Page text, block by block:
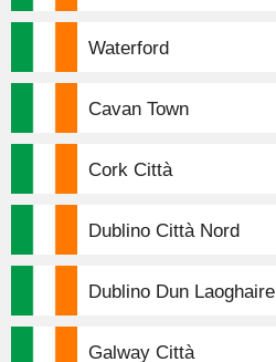
Waterford
Cavan Town
Cork Città
Dublino Città Nord
Dublino Dun Laoghaire
Galway Città